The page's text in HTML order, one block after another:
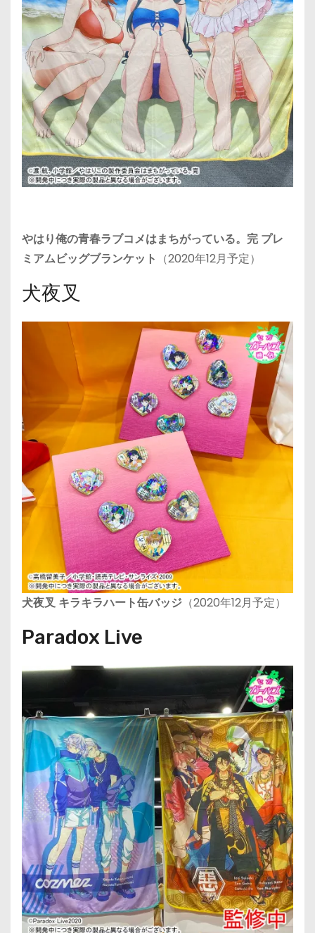
やはり俺の⻘春ラブコメはまちがっている。完 プレ
ミアムビッグブランケット （2020年12月予定）
犬夜叉
⽝夜叉 キラキラハート⽸バッジ （2020年12月予定）
Paradox Live